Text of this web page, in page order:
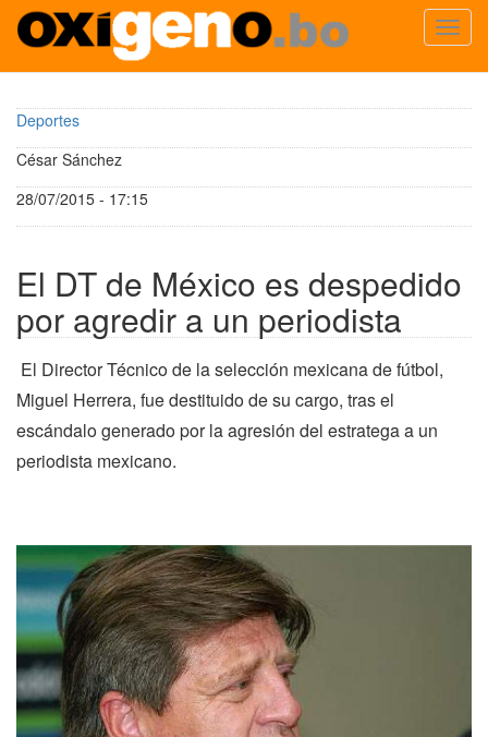
contenido
principal
Deportes
César Sánchez
28/07/2015 - 17:15
El DT de México es despedido
por agredir a un periodista
El Director Técnico de la selección mexicana de fútbol,
Miguel Herrera, fue destituido de su cargo, tras el
escándalo generado por la agresión del estratega a un
periodista mexicano.